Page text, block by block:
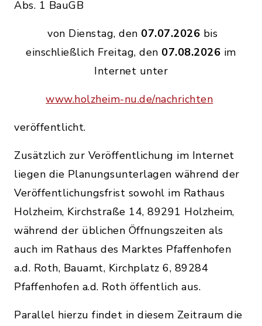
Abs. 1 BauGB
von Dienstag, den 07.07.2026 bis
einschließlich Freitag, den 07.08.2026 im
Internet unter
www.holzheim-nu.de/nachrichten
veröffentlicht.
Zusätzlich zur Veröffentlichung im Internet
liegen die Planungsunterlagen während der
Veröffentlichungsfrist sowohl im Rathaus
Holzheim, Kirchstraße 14, 89291 Holzheim,
während der üblichen Öffnungszeiten als
auch im Rathaus des Marktes Pfaffenhofen
a.d. Roth, Bauamt, Kirchplatz 6, 89284
Pfaffenhofen a.d. Roth öffentlich aus.
Parallel hierzu findet in diesem Zeitraum die